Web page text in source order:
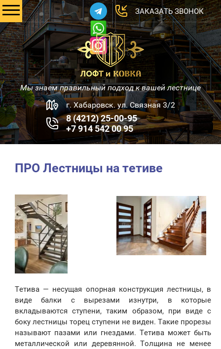
ЗАКАЗАТЬ ЗВОНОК
Мы знаем правильный подход к вашей лестнице
г. Хабаровск. ул. Связная 3/2
8 (4212) 25-00-95
+7 914 542 00 95
ПРО Лестницы на тетиве
Тетива — несущая опорная конструкция лестницы, в
виде балки с вырезами изнутри, в которые
вкладываются ступени, таким образом, при виде с
боку лестницы торец ступени не виден. Такие прорезы
называют пазами или гнездами. Тетива может быть
металлической или деревянной. Толщина не менее